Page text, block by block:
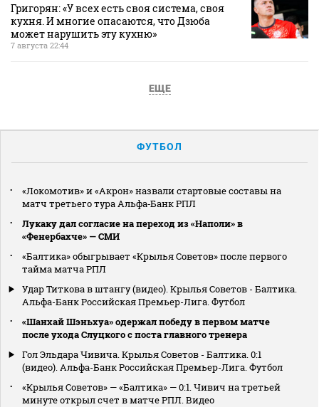
Григорян: «У всех есть своя система, своя
кухня. И многие опасаются, что Дзюба
может нарушить эту кухню»
7 августа 22:44
ЕЩЕ
ФУТБОЛ
«Локомотив» и «Акрон» назвали стартовые составы на
матч третьего тура Альфа‑Банк РПЛ
Лукаку дал согласие на переход из «Наполи» в
«Фенербахче» — СМИ
«Балтика» обыгрывает «Крылья Советов» после первого
тайма матча РПЛ
Удар Титкова в штангу (видео). Крылья Советов - Балтика.
Альфа-Банк Российская Премьер-Лига. Футбол
«Шанхай Шэньхуа» одержал победу в первом матче
после ухода Слуцкого с поста главного тренера
Гол Эльдара Чивича. Крылья Советов - Балтика. 0:1
(видео). Альфа-Банк Российская Премьер-Лига. Футбол
«Крылья Советов» — «Балтика» — 0:1. Чивич на третьей
минуте открыл счет в матче РПЛ. Видео